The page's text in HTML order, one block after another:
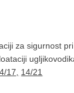
za sigurnost
17, 14/21